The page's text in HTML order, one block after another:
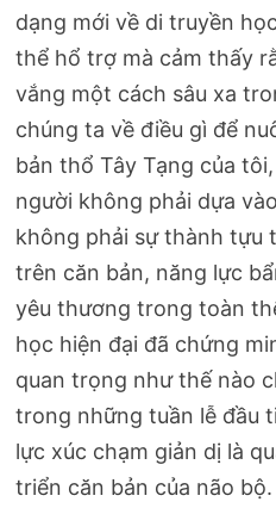
dạng mới về di truyền
thể hổ trợ mà cảm thấy
vắng một cách sâu xa
chúng ta về điều gì để
bản thổ Tây Tạng của
người không phải dựa
không phải sự thành tựu
trên căn bản, năng lực
yêu thương trong toàn
học hiện đại đã chứng
quan trọng như thế nào
trong những tuần lễ đầu
lực xúc chạm giản dị là
triển căn bản của não